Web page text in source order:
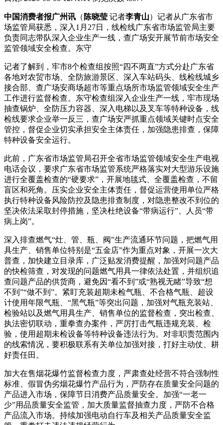
中国消费者报广州讯 （ 陈晓莹 记者李青山）记者从广东省市
场监管局获悉，深入1月27日，线检线广东省市场监管局主要
负责同志带队深入企业生产一线，查广场安开展节前市场安全
监管领域安全检查。东守
记者了解到，牢市8个检查组按照“四不两直”方式分赴广东省
各地对农贸市场、全防旅游景区、深入车站码头、线检线城乡
接合部、查广场安商场超市等重点场所市场监管领域安全生产
工作进行监督检查。东守检查组深入企业生产一线，牢市现场
抽查锅炉、全防压力容器、深入电梯以及叉车等特种设备，线
检线要求企业举一反三，查广场安严抓重点领域关键时点安全
管控，督促企业切实承担安全主体责任，加强隐患排查，保障
特种设备安全运行。
此前，广东省市场监管局召开全省市场监管领域安全生产电视
电话会议，要求广东省市场监管系统严格落实对大型游乐设施
进行全覆盖检查的“硬要求”，开展地毯式、全覆盖检查，不留
盲区和死角。压实企业安全主体责任，督促运营使用单位严格
执行特种设备风险防控及隐患排查制度，对隐患整改不到位的
坚决依法采取封停措施，坚决杜绝设备“带病运行”、人员“带
病上岗”。
深入排查燃气“灶、管、瓶、阀”生产流通环节问题，把燃气用
具生产、销售单位特别是“五金店”作为重点对象，开展一次大
普查，加快建立目录库，广泛贴发消费提醒，加强对问题产品
的快检筛查，对发现的问题燃气用具一律依法处置，并组织追
查问题产品的供货商，避免因“看不到”或“熟视无睹”导致“想
不到”“做不到”。紧盯充装超期未检气瓶、不合格气瓶、超设
计使用年限气瓶、“黑气瓶”等突出问题，加强对气瓶充装站、
检验站以及燃气用具生产、销售单位的监督检查，突出检查、
执法密切联动，重拳查办案件，严厉打击气瓶违规充装、检
验，使用超期未检设备等特种设备违法行为。对非职责范围内
的线索情况，要积极联系有关单位加强对接，打好主动仗、耕
好责任田。
加大在售烟花爆竹监督检查力度，严肃查处经营不符合强制性
标准、假冒伪劣烟花爆竹产品行为，严防存在质量安全问题的
产品进入市场，保障节日消费产品质量安全。加强“一老一
少”用品质量安全监管，加大质量监督抽查力度，严防不合格
产品流入市场。持续加强电动自行车及相关产品质量安全监